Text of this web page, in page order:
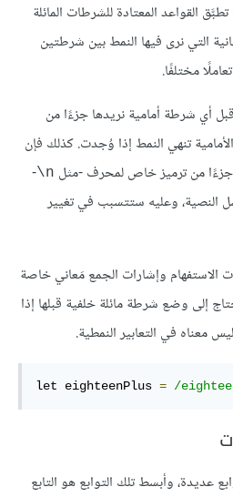
تطبَّق القواعد المعتادة للشرطات المائلة
التي نرى فيها النمط بين شرطتين
مختلفًا.
أي شرطة أمامية نريدها جزءًا من
تنهي النمط إذا وُجدت. كذلك فإن
جزءًا من ترميز خاص لمحرف -مثل ‎\n
-
النصية، وعليه ستتسبب في تغيير
وإشارات الجمع مَعاني خاصة
إلى وضع شرطة مائلة خلفية قبلها إذا
معناه في التعابير النمطية.
let eighteenPlus = /
عديدة، وأبسط تلك التوابع هو التابع